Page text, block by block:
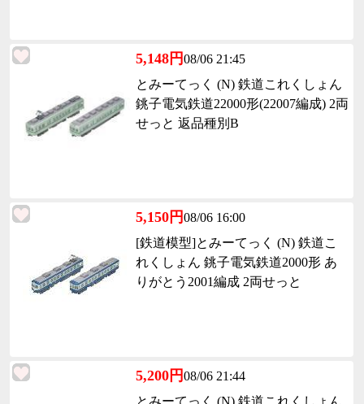
5,148円08/06 21:45
とみーてっく (N) 鉄道これくしょん
銚子電気鉄道22000形(22007編成) 2両
せっと 返品種別B
5,150円08/06 16:00
[鉄道模型]とみーてっく (N) 鉄道こ
れくしょん 銚子電気鉄道2000形 あ
りがとう2001編成 2両せっと
5,200円08/06 21:44
とみーてっく (N) 鉄道これくしょん